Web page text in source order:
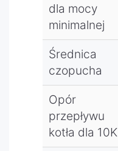
Wyposaż
enie
opcjonal
ne:
czujnik
temperat
ury
zewnętrz
nej,
dla mocy
minimalnej
Średnica
czopucha
Opór
przepływu
kotła dla 10K